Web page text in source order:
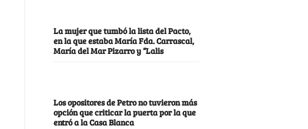
La mujer que tumbó la lista del Pacto,
en la que estaba María Fda. Carrascal,
María del Mar Pizarro y “Lalis
Los opositores de Petro no tuvieron más
opción que criticar la puerta por la que
entró a la Casa Blanca